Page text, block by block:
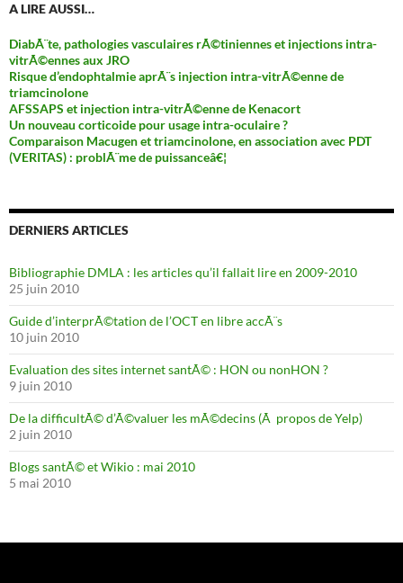
A LIRE AUSSI…
DiabÃ¨te, pathologies vasculaires rÃ©tiniennes et injections intra-
vitrÃ©ennes aux JRO
Risque d’endophtalmie aprÃ¨s injection intra-vitrÃ©enne de
triamcinolone
AFSSAPS et injection intra-vitrÃ©enne de Kenacort
Un nouveau corticoide pour usage intra-oculaire ?
Comparaison Macugen et triamcinolone, en association avec PDT
(VERITAS) : problÃ¨me de puissanceâ€¦
DERNIERS ARTICLES
Bibliographie DMLA : les articles qu’il fallait lire en 2009-2010
25 juin 2010
Guide d’interprÃ©tation de l’OCT en libre accÃ¨s
10 juin 2010
Evaluation des sites internet santÃ© : HON ou nonHON ?
9 juin 2010
De la difficultÃ© d’Ã©valuer les mÃ©decins (Ã propos de Yelp)
2 juin 2010
Blogs santÃ© et Wikio : mai 2010
5 mai 2010